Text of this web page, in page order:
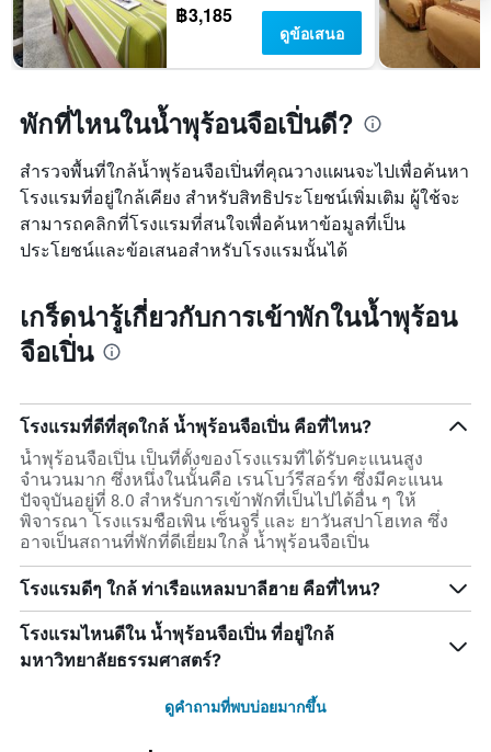
฿3,185
ดูข้อเสนอ
พักที่ไหนในน้ำพุร้อนจือเปิ่นดี?
สำรวจพื้นที่ใกล้น้ำพุร้อนจือเปิ่นที่คุณวางแผนจะไปเพื่อค้นหา
โรงแรมที่อยู่ใกล้เคียง สำหรับสิทธิประโยชน์เพิ่มเติม ผู้ใช้จะ
สามารถคลิกที่โรงแรมที่สนใจเพื่อค้นหาข้อมูลที่เป็น
ประโยชน์และข้อเสนอสำหรับโรงแรมนั้นได้
เกร็ดน่ารู้เกี่ยวกับการเข้าพักในน้ำพุร้อน
จือเปิ่น
โรงแรมที่ดีที่สุดใกล้ น้ำพุร้อนจือเปิ่น คือที่ไหน?
น้ำพุร้อนจือเปิ่น เป็นที่ตั้งของโรงแรมที่ได้รับคะแนนสูง
จำนวนมาก ซึ่งหนึ่งในนั้นคือ เรนโบว์รีสอร์ท ซึ่งมีคะแนน
ปัจจุบันอยู่ที่ 8.0 สำหรับการเข้าพักที่เป็นไปได้อื่น ๆ ให้
พิจารณา โรงแรมชือเพิน เซ็นจูรี่ และ ยาวันสปาโฮเทล ซึ่ง
อาจเป็นสถานที่พักที่ดีเยี่ยมใกล้ น้ำพุร้อนจือเปิ่น
โรงแรมดีๆ ใกล้ ท่าเรือแหลมบาลีฮาย คือที่ไหน?
โรงแรมไหนดีใน น้ำพุร้อนจือเปิ่น ที่อยู่ใกล้
มหาวิทยาลัยธรรมศาสตร์?
ดูคำถามที่พบบ่อยมากขึ้น